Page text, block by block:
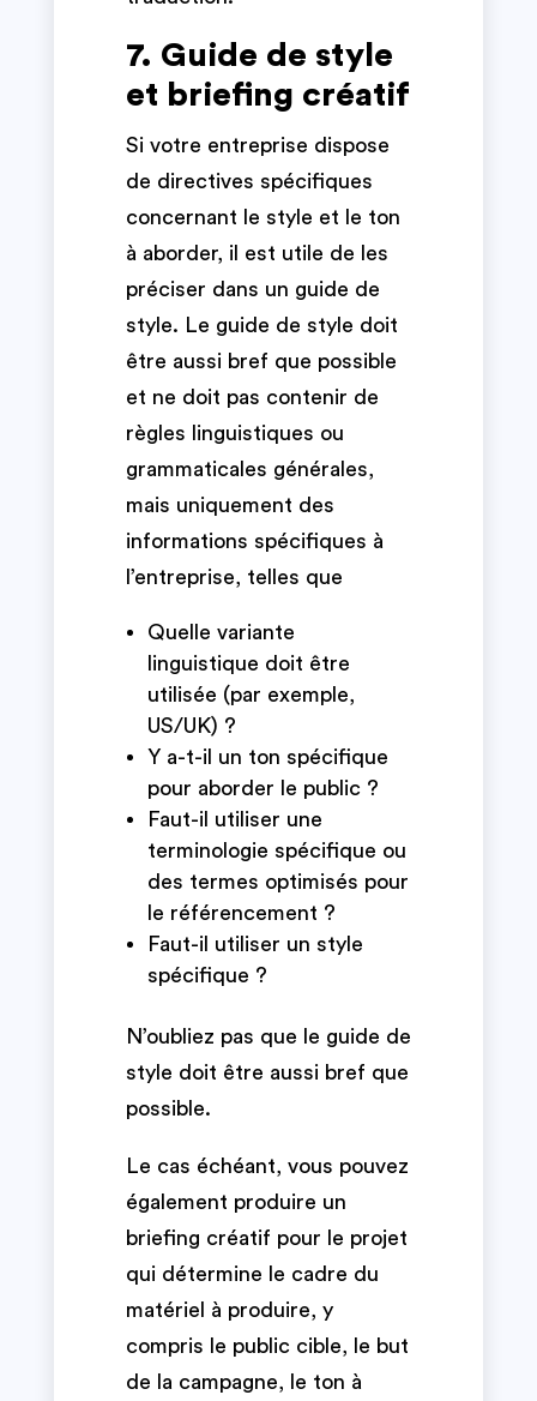
7. Guide de style
et briefing créatif
Si votre entreprise dispose
de directives spécifiques
concernant le style et le ton
à aborder, il est utile de les
préciser dans un guide de
style. Le guide de style doit
être aussi bref que possible
et ne doit pas contenir de
règles linguistiques ou
grammaticales générales,
mais uniquement des
informations spécifiques à
l’entreprise, telles que
Quelle variante
linguistique doit être
utilisée (par exemple,
US/UK) ?
Y a-t-il un ton spécifique
pour aborder le public ?
Faut-il utiliser une
terminologie spécifique ou
des termes optimisés pour
le référencement ?
Faut-il utiliser un style
spécifique ?
N’oubliez pas que le guide de
style doit être aussi bref que
possible.
Le cas échéant, vous pouvez
également produire un
briefing créatif pour le projet
qui détermine le cadre du
matériel à produire, y
compris le public cible, le but
de la campagne, le ton à